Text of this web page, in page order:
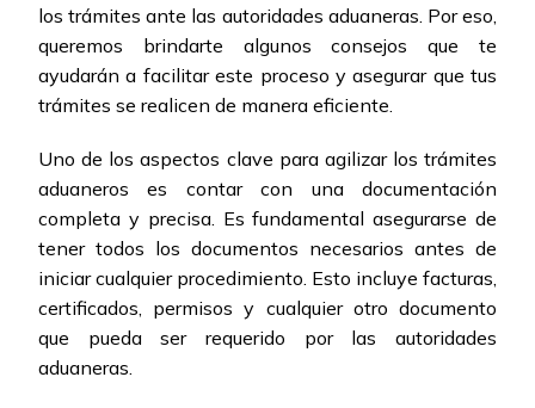
los trámites ante las autoridades aduaneras. Por eso,
queremos brindarte algunos consejos que te
ayudarán a facilitar este proceso y asegurar que tus
trámites se realicen de manera eficiente.
Uno de los aspectos clave para agilizar los trámites
aduaneros es contar con una documentación
completa y precisa. Es fundamental asegurarse de
tener todos los documentos necesarios antes de
iniciar cualquier procedimiento. Esto incluye facturas,
certificados, permisos y cualquier otro documento
que pueda ser requerido por las autoridades
aduaneras.